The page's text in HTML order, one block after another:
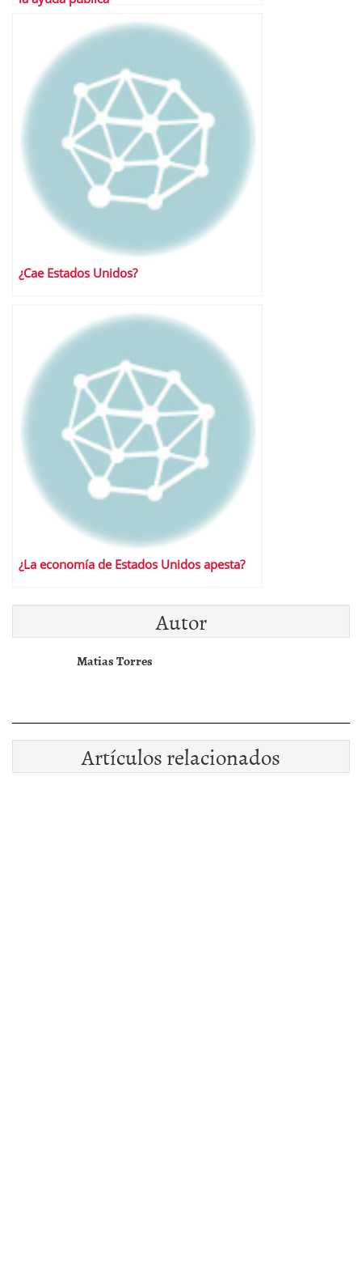
¿Cae Estados Unidos?
¿La economía de Estados Unidos apesta?
Autor
Matias Torres
Artículos relacionados